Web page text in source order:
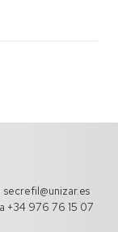
secrefil@unizar.es
+34 976 76 15 07